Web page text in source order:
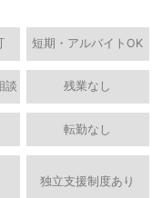
短期・アルバイトOK
談 残業なし
転勤なし
独立支援制度あり